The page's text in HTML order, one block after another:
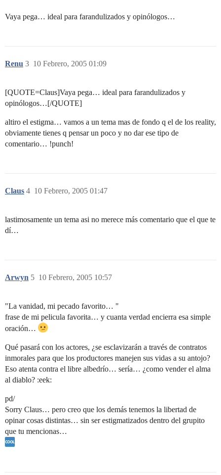
Vaya pega… ideal para farandulizados y opinólogos…
Renu 10 Febrero, 2005 01:09
3
[QUOTE=Claus]Vaya pega… ideal para farandulizados y
opinólogos…[/QUOTE]
altiro el estigma… vamos a un tema mas de fondo q el de los reality,
obviamente tienes q pensar un poco y no dar ese tipo de
comentario… !punch!
Claus 10 Febrero, 2005 01:47
4
lastimosamente un tema asi no merece más comentario que el que te
dí…
Arwyn 10 Febrero, 2005 10:57
5
"La vanidad, mi pecado favorito… "
frase de mi pelicula favorita… y cuanta verdad encierra esa simple
oración…
Qué pasará con los actores, ¿se esclavizarán a través de contratos
inmorales para que los productores manejen sus vidas a su antojo?
Eso atenta contra el libre albedrío… sería… ¿como vender el alma
al diablo? :eek:
pd/
Sorry Claus… pero creo que los demás tenemos la libertad de
opinar cosas distintas… sin ser estigmatizados dentro del grupito
que tu mencionas…